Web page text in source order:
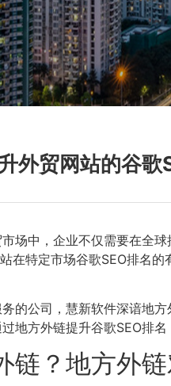
外贸网站的谷歌
场中，企业不仅需要在全
在特定市场谷歌SEO排名
的公司，慧新软件深谙地
地方外链提升谷歌SEO排
链？地方外